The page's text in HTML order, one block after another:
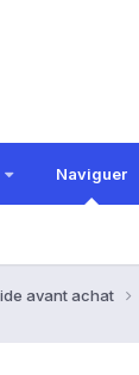
Naviguer
avant achat